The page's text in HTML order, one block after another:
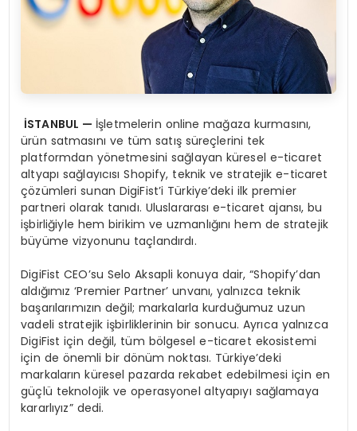
İSTANBUL — İşletmelerin online mağaza kurmasını,
ürün satmasını ve tüm satış süreçlerini tek
platformdan yönetmesini sağlayan küresel e-ticaret
altyapı sağlayıcısı Shopify, teknik ve stratejik e-ticaret
çözümleri sunan DigiFist’i Türkiye’deki ilk premier
partneri olarak tanıdı. Uluslararası e-ticaret ajansı, bu
işbirliğiyle hem birikim ve uzmanlığını hem de stratejik
büyüme vizyonunu taçlandırdı.
DigiFist CEO’su Selo Aksapli konuya dair, “Shopify’dan
aldığımız ‘Premier Partner’ unvanı, yalnızca teknik
başarılarımızın değil; markalarla kurduğumuz uzun
vadeli stratejik işbirliklerinin bir sonucu. Ayrıca yalnızca
DigiFist için değil, tüm bölgesel e-ticaret ekosistemi
için de önemli bir dönüm noktası. Türkiye’deki
markaların küresel pazarda rekabet edebilmesi için en
güçlü teknolojik ve operasyonel altyapıyı sağlamaya
kararlıyız” dedi.